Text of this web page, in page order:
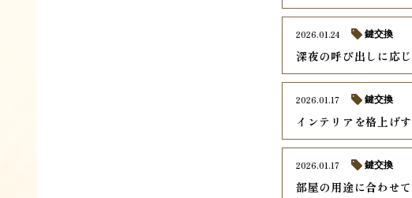
深夜の呼び出しに応
2026.01.24 鍵交換
インテリアを格上げ
2026.01.17 鍵交換
部屋の用途に合わせ
2026.01.17 鍵交換